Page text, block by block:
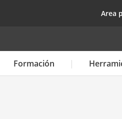
top
Area
Formación